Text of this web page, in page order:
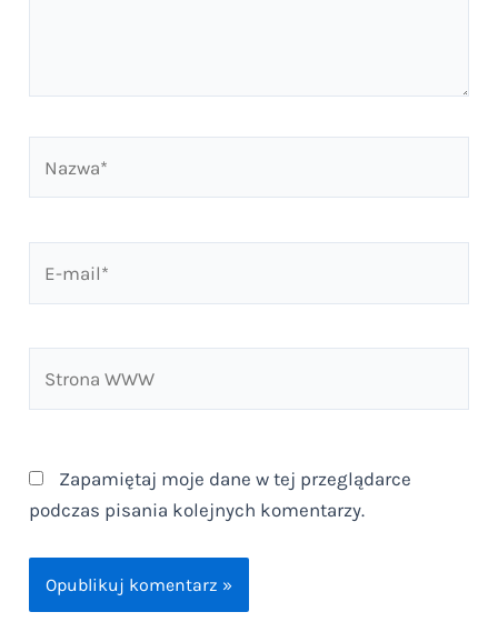
WWW
Zapamiętaj moje dane w tej przeglądarce
podczas pisania kolejnych komentarzy.